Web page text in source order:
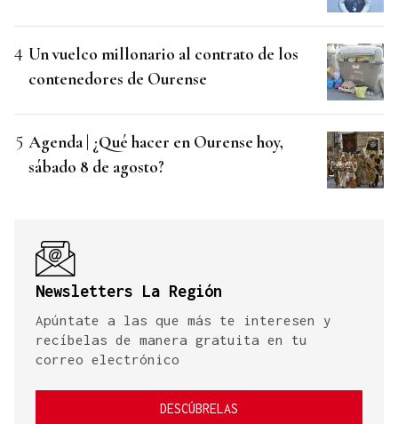
Un vuelco millonario al contrato de los
contenedores de Ourense
Agenda | ¿Qué hacer en Ourense hoy,
sábado 8 de agosto?
Newsletters La Región
Apúntate a las que más te interesen y
recíbelas de manera gratuita en tu
correo electrónico
DESCÚBRELAS